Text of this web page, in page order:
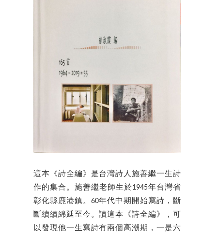
這本《詩全編》是台灣詩人施善繼一生詩
作的集合。施善繼老師生於1945年台灣省
彰化縣鹿港鎮。60年代中期開始寫詩，斷
斷續續綿延至今。讀這本《詩全編》，可
以發現他一生寫詩有兩個高潮期，一是六